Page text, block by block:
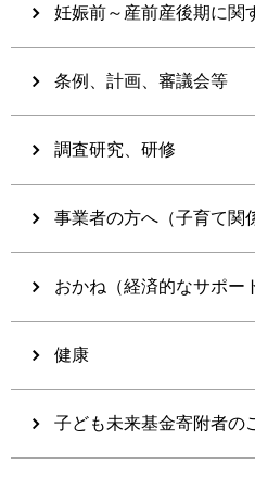
妊娠前～産前産後期に関
条例、計画、審議会等
調査研究、研修
事業者の方へ（子育て関
おかね（経済的なサポー
健康
子ども未来基金寄附者の